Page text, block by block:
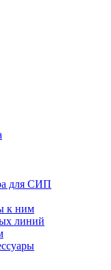
для СИП
к ним
линий